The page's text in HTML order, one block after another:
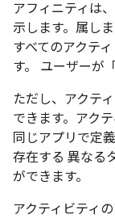
アフィニティは
示します。 属し
すべてのアクテ
す。 ユーザーが
ただし、アクテ
できます。アク
同じアプリで定
存在する 異なる
ができます。
アクティビティ